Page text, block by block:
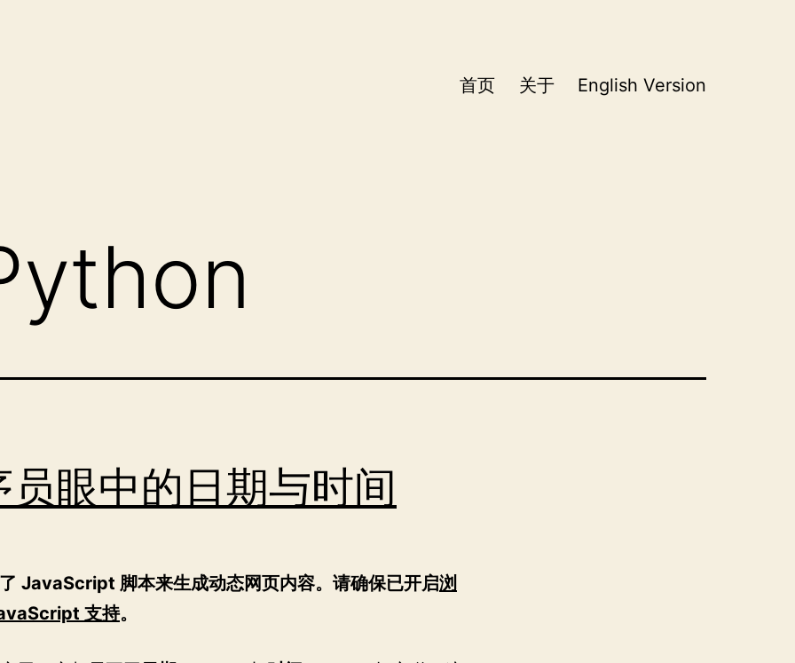
首页 关于 English Version
员眼中的日期与时间
JavaScript 脚本来生成动态网页内容。请确保已开启浏
支持。